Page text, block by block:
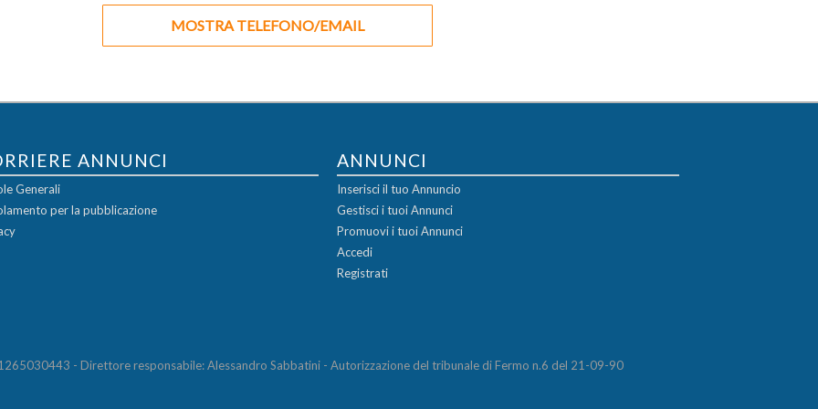
MOSTRA TELEFONO/EMAIL
ANNUNCI
Generali
per la pubblicazione
ANNUNCI
Inserisci il tuo Annuncio
Gestisci i tuoi Annunci
Promuovi i tuoi Annunci
Accedi
Registrati
- Direttore responsabile: Alessandro Sabbatini - Autorizzazione del tribunale di Fermo n.6 del 21-09-90